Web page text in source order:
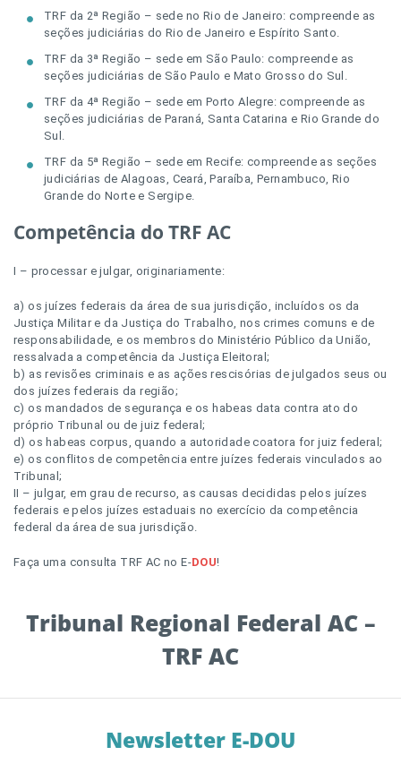
Tribunal Regional Federal AC –
TRF AC
TRF da 2ª Região – sede no Rio de Janeiro: compreende as
seções judiciárias do Rio de Janeiro e Espírito Santo.
TRF da 3ª Região – sede em São Paulo: compreende as
seções judiciárias de São Paulo e Mato Grosso do Sul.
TRF da 4ª Região – sede em Porto Alegre: compreende as
seções judiciárias de Paraná, Santa Catarina e Rio Grande do
Sul.
TRF da 5ª Região – sede em Recife: compreende as seções
judiciárias de Alagoas, Ceará, Paraíba, Pernambuco, Rio
Grande do Norte e Sergipe.
Competência do TRF AC
I – processar e julgar, originariamente:
a) os juízes federais da área de sua jurisdição, incluídos os da
Justiça Militar e da Justiça do Trabalho, nos crimes comuns e de
responsabilidade, e os membros do Ministério Público da União,
ressalvada a competência da Justiça Eleitoral;
b) as revisões criminais e as ações rescisórias de julgados seus ou
dos juízes federais da região;
c) os mandados de segurança e os habeas data contra ato do
próprio Tribunal ou de juiz federal;
d) os habeas corpus, quando a autoridade coatora for juiz federal;
e) os conflitos de competência entre juízes federais vinculados ao
Tribunal;
II – julgar, em grau de recurso, as causas decididas pelos juízes
federais e pelos juízes estaduais no exercício da competência
federal da área de sua jurisdição.
Faça uma consulta TRF AC no E-DOU!
Newsletter E-DOU